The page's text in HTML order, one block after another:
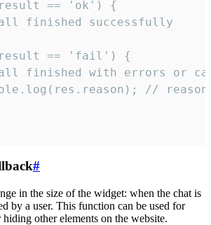
== 'ok') {
finished successfully
== 'fail') {
finished with errors or
//
#
in the size of the widget: when the chat is
by a user. This function can be used for
other elements on the website.